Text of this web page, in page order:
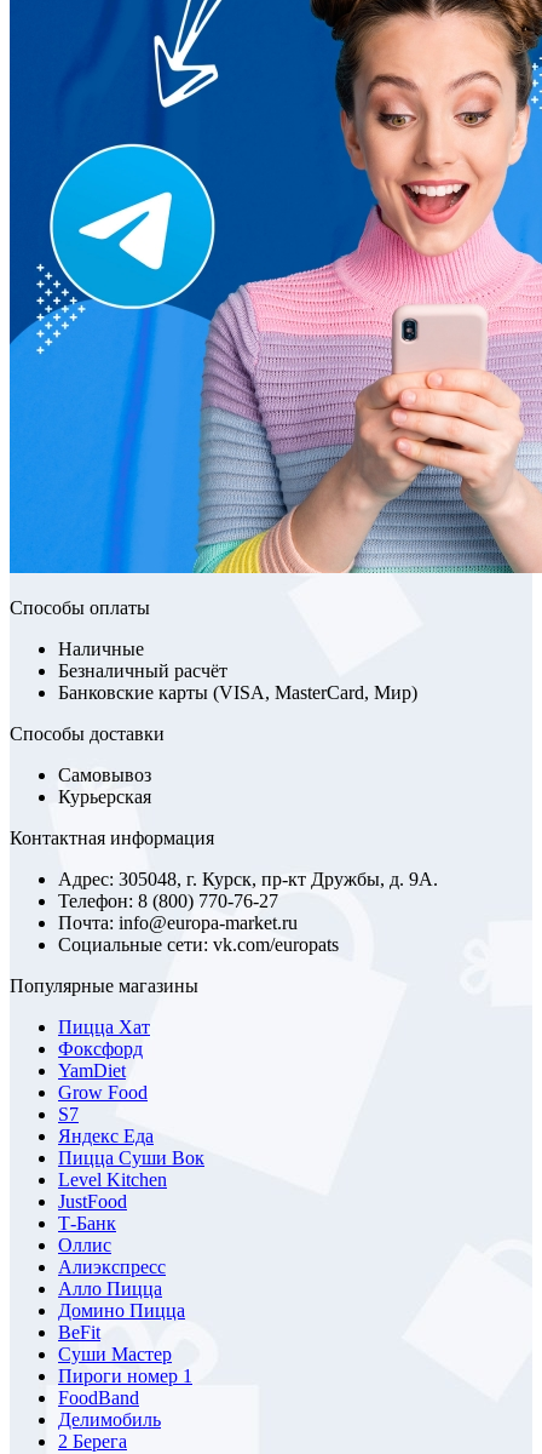
Способы оплаты
Наличные
Безналичный расчёт
Банковские карты (VISA, MasterCard, Мир)
Способы доставки
Самовывоз
Курьерская
Контактная информация
Адрес: 305048, г. Курск, пр-кт Дружбы, д. 9А.
Телефон: 8 (800) 770-76-27
Почта: info@europa-market.ru
Социальные сети: vk.com/europats
Популярные магазины
Пицца Хат
Фоксфорд
YamDiet
Grow Food
S7
Яндекс Еда
Пицца Суши Вок
Level Kitchen
JustFood
Т-Банк
Оллис
Алиэкспресс
Алло Пицца
Домино Пицца
BeFit
Суши Мастер
Пироги номер 1
FoodBand
Делимобиль
2 Берега